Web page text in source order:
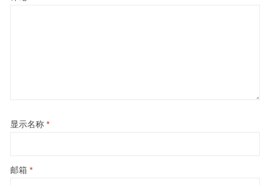
显示名称 *
邮箱 *